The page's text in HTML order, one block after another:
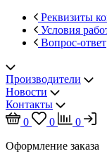
Реквизиты
Условия
Вопрос-ответ
Производители
Новости
Контакты
0
0
0
Оформление заказа